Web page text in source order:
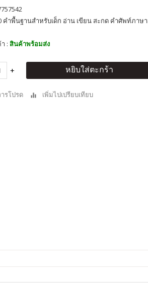
คำพื้นฐานสำหรับเด็ก อ่าน เขียน สะกด คำศัพท์ภาษ
: สินค้าพร้อมส่ง
หยิบใส่ตะกร้า
รโปรด เพิ่มไปเปรียบเทียบ